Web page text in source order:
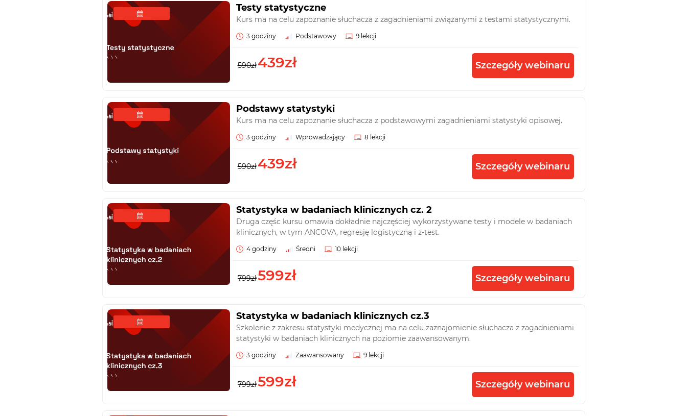
Testy statystyczne
Kurs ma na celu zapoznanie słuchacza z zagadnieniami związanymi z testami statystycznymi.
3 godziny Podstawowy 9 lekcji
590zł439zł Szczegóły webinaru
Podstawy statystyki
Kurs ma na celu zapoznanie słuchacza z podstawowymi zagadnieniami statystyki opisowej.
3 godziny Wprowadzający 8 lekcji
590zł439zł Szczegóły webinaru
Statystyka w badaniach klinicznych cz. 2
Druga częśc kursu omawia dokładnie najczęściej wykorzystywane testy i modele w badaniach
klinicznych, w tym ANCOVA, regresję logistyczną i z-test.
4 godziny Średni 10 lekcji
799zł599zł Szczegóły webinaru
Statystyka w badaniach klinicznych cz.3
Szkolenie z zakresu statystyki medycznej ma na celu zaznajomienie słuchacza z zagadnieniami
statystyki w badaniach klinicznych na poziomie zaawansowanym.
3 godziny Zaawansowany 9 lekcji
799zł599zł Szczegóły webinaru